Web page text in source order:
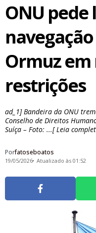
ONU
Ormuz em
restrições
ad_1] Bandeira da ONU
Conselho de Direitos
Suíça – Foto: ...[ Leia
Porfatoseboatos
19/05/2026 Atualizado às 01:52